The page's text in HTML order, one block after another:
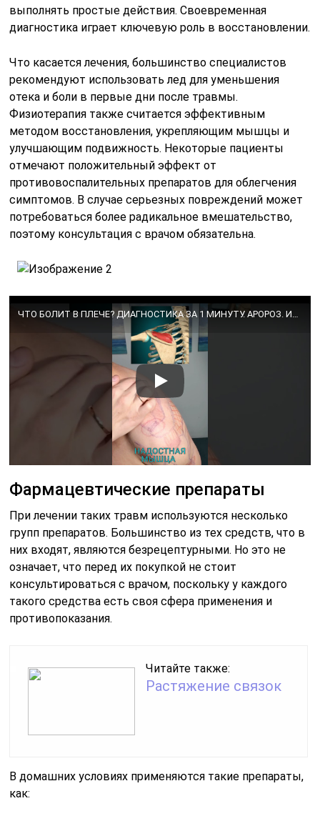
выполнять простые действия. Своевременная
диагностика играет ключевую роль в восстановлении.
Что касается лечения, большинство специалистов
рекомендуют использовать лед для уменьшения
отека и боли в первые дни после травмы.
Физиотерапия также считается эффективным
методом восстановления, укрепляющим мышцы и
улучшающим подвижность. Некоторые пациенты
отмечают положительный эффект от
противовоспалительных препаратов для облегчения
симптомов. В случае серьезных повреждений может
потребоваться более радикальное вмешательство,
поэтому консультация с врачом обязательна.
ЧТО БОЛИТ В ПЛЕЧЕ? ДИАГНОСТИКА ЗА 1 МИНУТУ. АРОРОЗ. ИМПИДЖМЕНТ СИНДРОМ. ТРАВМА СУХОЖИЛИЯ.
Фармацевтические препараты
При лечении таких травм используются несколько
групп препаратов. Большинство из тех средств, что в
них входят, являются безрецептурными. Но это не
означает, что перед их покупкой не стоит
консультироваться с врачом, поскольку у каждого
такого средства есть своя сфера применения и
противопоказания.
Читайте также:
Растяжение связок
В домашних условиях применяются такие препараты,
как: